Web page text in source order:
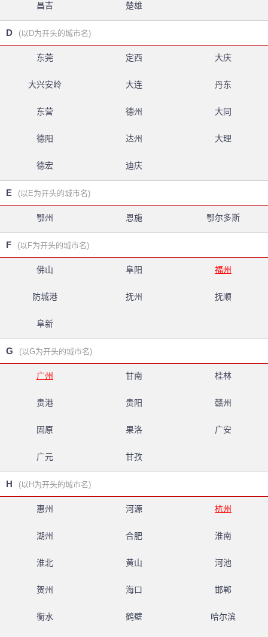
昌吉 楚雄
D (以D为开头的城市名)
东莞 定西 大庆
大兴安岭 大连 丹东
东营 德州 大同
德阳 达州 大理
德宏 迪庆
E (以E为开头的城市名)
鄂州 恩施 鄂尔多斯
F (以F为开头的城市名)
佛山 阜阳 福州
防城港 抚州 抚顺
阜新
G (以G为开头的城市名)
广州 甘南 桂林
贵港 贵阳 赣州
固原 果洛 广安
广元 甘孜
H (以H为开头的城市名)
惠州 河源 杭州
湖州 合肥 淮南
淮北 黄山 河池
贺州 海口 邯郸
衡水 鹤壁 哈尔滨